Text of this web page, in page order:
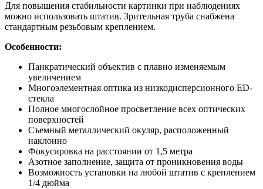
Для повышения стабильности картинки при наблюдениях
можно использовать штатив. Зрительная труба снабжена
стандартным резьбовым креплением.
Особенности:
Панкратический объектив с плавно изменяемым
увеличением
Многоэлементная оптика из низкодисперсионного ED-
стекла
Полное многослойное просветление всех оптических
поверхностей
Съемный металлический окуляр, расположенный
наклонно
Фокусировка на расстоянии от 1,5 метра
Азотное заполнение, защита от проникновения воды
Возможность установки на любой штатив с креплением
1/4 дюйма